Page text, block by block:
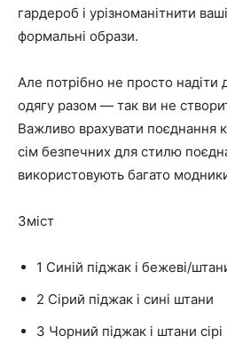
гардероб і урізноманітнити
формальні образи.
Але потрібно не просто надіти
одягу разом — так ви не
Важливо врахувати поєднання
сім безпечних для стилю
використовують багато
Зміст
1 Синій піджак і бежеві/
2 Сірий піджак і сині штани
3 Чорний піджак і штани сірі